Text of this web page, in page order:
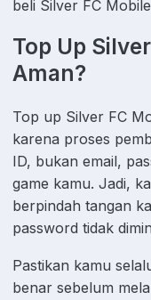
beli Silver FC
Top Up
Aman?
Top up Silver FC
karena proses
ID, bukan email,
game kamu. Jadi,
berpindah tangan
password tidak
Pastikan kamu
benar sebelum